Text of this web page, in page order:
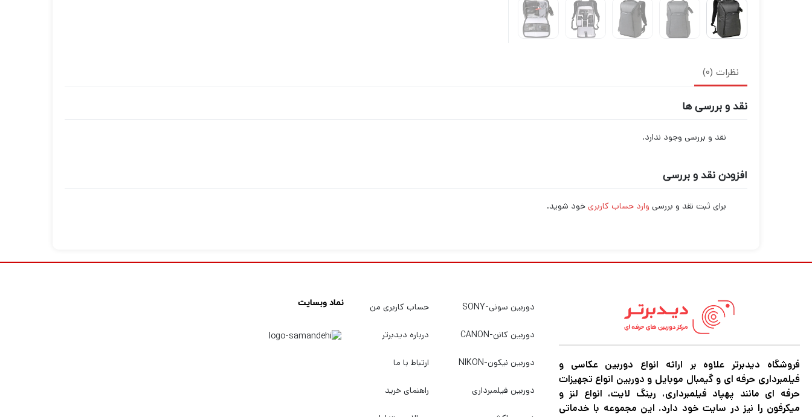
نظرات (0)
نقد و بررسی ها
نقد و بررسی وجود ندارد.
افزودن نقد و بررسی
برای ثبت نقد و بررسی وارد حساب کاربری خود شوید.
فروشگاه دیدبرتر علاوه بر ارائه انواع دوربین عکاسی و
فیلمبرداری حرفه ای و گیمبال موبایل و دوربین انواع تجهیزات
حرفه ای مانند پهپاد فیلمبرداری، رینگ لایت، انواع لنز و
میکرفون را نیز در سایت خود دارد. این مجموعه با خدماتی
دوربین سونی-SONY
دوربین کانن-CANON
دوربین نیکون-NIKON
دوربین فیلمبرداری
حساب کاربری من
درباره دیدبرتر
ارتباط با ما
راهنمای خرید
نماد وبسایت